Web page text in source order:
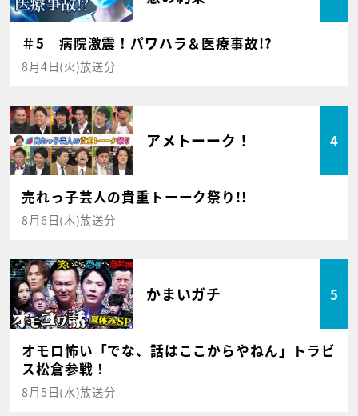
＃5 病院激震！パワハラ＆医療事故!?
8月4日(火)放送分
アメトーーク！ 4
売れっ子芸人の貴重トーーク祭り!!
8月6日(木)放送分
かまいガチ 5
オモロ怖い「でな、話はここからやねん」トラビ
ス松倉参戦！
8月5日(水)放送分